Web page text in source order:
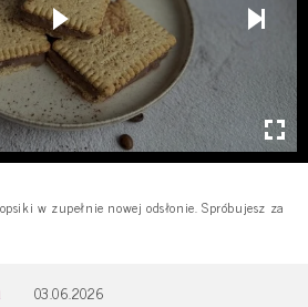
w zupełnie nowej odsłonie. Spróbujesz za
03.06.2026